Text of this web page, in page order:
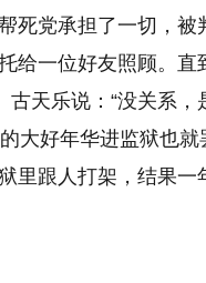
党承担了一切，被
给一位好友照顾。直
古天乐说：“没关系，
大好年华进监狱也
里跟人打架，结果一